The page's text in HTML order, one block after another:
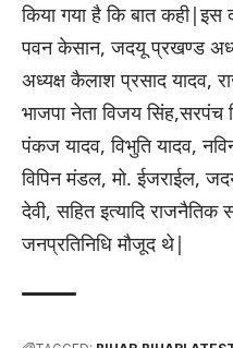
किया गया है कि बात कही|इस
पवन केसान, जदयू प्रखण्ड
अध्यक्ष कैलाश प्रसाद यादव,
भाजपा नेता विजय सिंह,सरपंच
पंकज यादव, विभुति यादव,
विपिन मंडल, मो. ईजराईल,
देवी, सहित इत्यादि
जनप्रतिनिधि मौजूद थे|